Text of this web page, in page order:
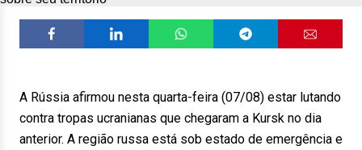
A Rússia afirmou nesta quarta-feira (07/08) estar lutando
contra tropas ucranianas que chegaram a Kursk no dia
anterior. A região russa está sob estado de emergência e